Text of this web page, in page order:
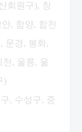
회원구), 창
, 함양, 합천
문경, 봉화,
, 울릉, 울
)
, 수성구, 중